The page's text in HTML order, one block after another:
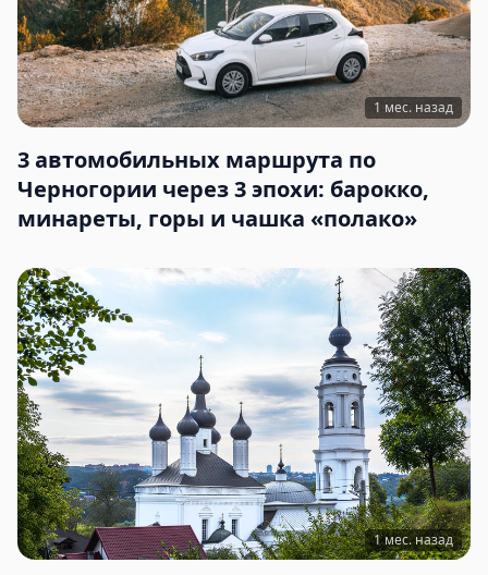
1 мес. назад
3 автомобильных маршрута по
Черногории через 3 эпохи: барокко,
минареты, горы и чашка «полако»
1 мес. назад